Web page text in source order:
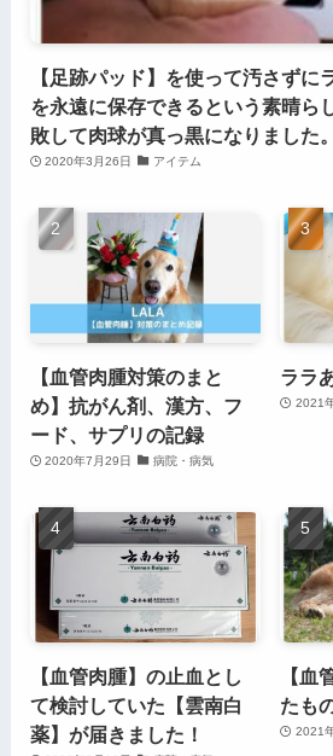
【足跡パッド】を使って汚さずに
を永遠に保存できるという素晴ら
敗して肉球が真っ黒になりました。
2020年3月26日 アイテム
【血管肉腫対策のまと
め】抗がん剤、漢方、フ
ード、サプリの記録
2020年7月29日 病院・病気
ララ
2021
【血管肉腫】の止血とし
て検討していた【雲南白
薬】が届きました！
【血
たも
2021